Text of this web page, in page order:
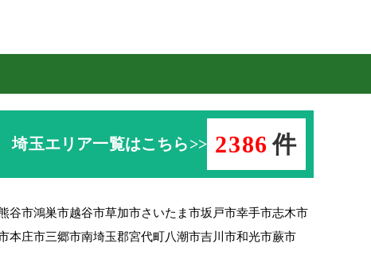
埼玉エリア一覧はこちら>> 2386 件
谷市鴻巣市越谷市草加市さいたま市坂戸市幸手市志木市
本庄市三郷市南埼玉郡宮代町八潮市吉川市和光市蕨市